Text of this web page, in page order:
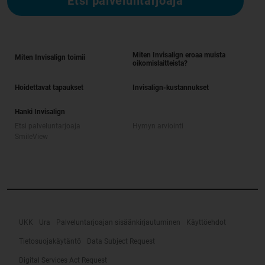
Miten Invisalign toimii
Miten Invisalign eroaa muista
oikomislaitteista?
Hoidettavat tapaukset Invisalign-kustannukset
Hanki Invisalign
UKK Ura Palveluntarjoajan sisäänkirjautuminen Käyttöehdot
Tietosuojakäytäntö Data Subject Request
Digital Services Act Request